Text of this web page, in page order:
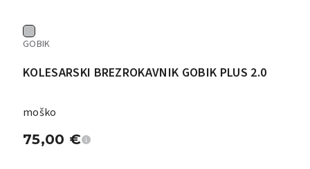
GOBIK
KOLESARSKI BREZROKAVNIK GOBIK PLUS 2.0
moško
75,00 €